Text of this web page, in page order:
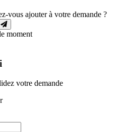
vous ajouter à votre demande ?
moment
votre demande